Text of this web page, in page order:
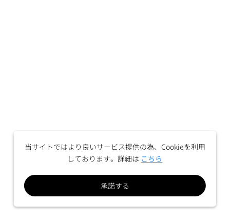
当サイトではより良いサービス提供の為、Cookieを利用
しております。詳細は こちら
承諾する